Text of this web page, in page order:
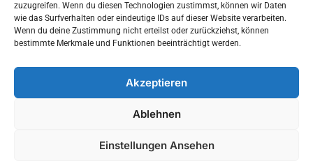
zuzugreifen. Wenn du diesen Technologien zustimmst, können wir Daten
wie das Surfverhalten oder eindeutige IDs auf dieser Website verarbeiten.
Wenn du deine Zustimmung nicht erteilst oder zurückziehst, können
bestimmte Merkmale und Funktionen beeinträchtigt werden.
Akzeptieren
Ablehnen
Einstellungen Ansehen
info@provitec.de
www.provitec.com
Copyright © 2026 PROVITEC Trinkwassersysteme e.K | Alle
Rechte vorbehalten |Impressum